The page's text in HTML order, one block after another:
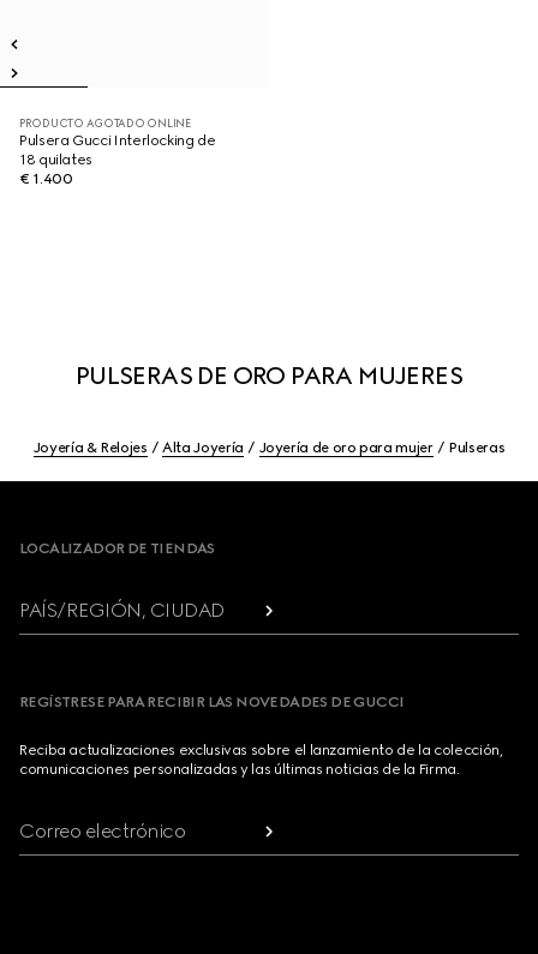
PRODUCTO AGOTADO ONLINE
Pulsera Gucci Interlocking de
18 quilates
€ 1.400
PULSERAS DE ORO PARA MUJERES
Joyería & Relojes Alta Joyería Joyería de oro para mujer Pulseras
LOCALIZADOR DE TIENDAS
PAÍS/REGIÓN, CIUDAD
REGÍSTRESE PARA RECIBIR LAS NOVEDADES DE GUCCI
Reciba actualizaciones exclusivas sobre el lanzamiento de la colección,
comunicaciones personalizadas y las últimas noticias de la Firma.
Correo electrónico